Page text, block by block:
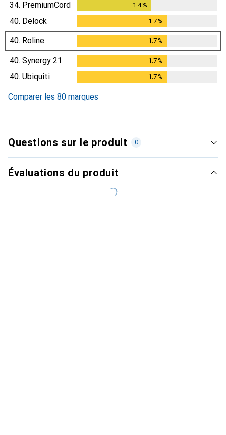
34. PremiumCord 1.4%
40. Delock 1.7%
40. Roline 1.7%
40. Synergy 21 1.7%
40. Ubiquiti 1.7%
Comparer les 80 marques
Questions sur le produit 0
Évaluations du produit